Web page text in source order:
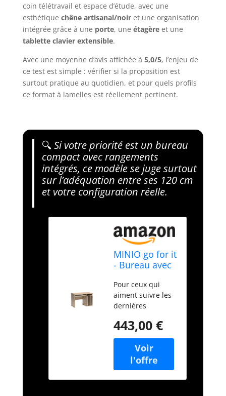
coin télétravail et espace d’étude, avec une
esthétique chêne artisanal/noiret une organisation
intégrée grâce à une porte, une étagèreet une
tablette clavier extensible.
Avec une moyenne d’avis affichée à 5,0/5, l’enjeu de
ce test est simple : vérifier si la proposition est
surtout pratique au quotidien, et pour quels profils
ce format à lamelles est réellement pertinent.
🔍 Si votre priorité est un bureau
compact avec rangements
intégrés, ce modèle se juge surtout
sur l’adéquation entre ses 120 cm
et votre configuration réelle.
MINIO go for it
- Bureau avec
Grande Table
de Bureau
Pour ceux qui
aiment suivre les
dernières
qui se laissent
guider par des
solutions
modernes et
fonctionnelles.
Panneau -
443,00 €